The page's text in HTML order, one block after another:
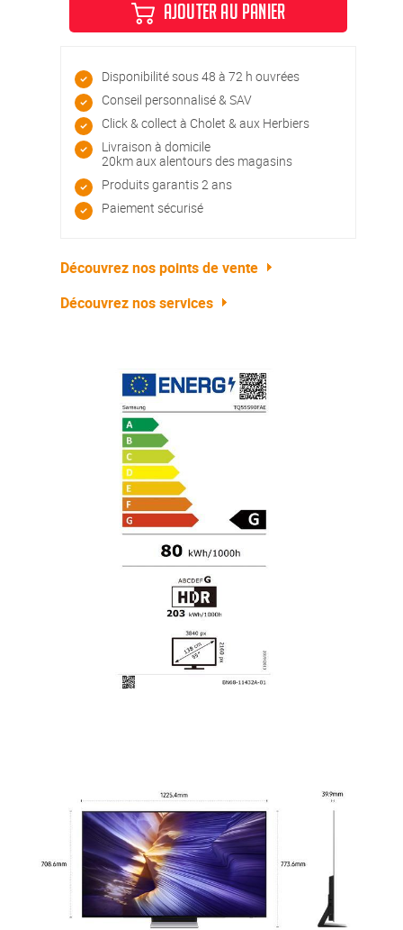
AJOUTER AU PANIER
Disponibilité sous 48 à 72 h ouvrées
Conseil personnalisé & SAV
Click & collect à Cholet & aux Herbiers
Livraison à domicile
20km aux alentours des magasins
Produits garantis 2 ans
Paiement sécurisé
Découvrez nos points de vente
Découvrez nos services